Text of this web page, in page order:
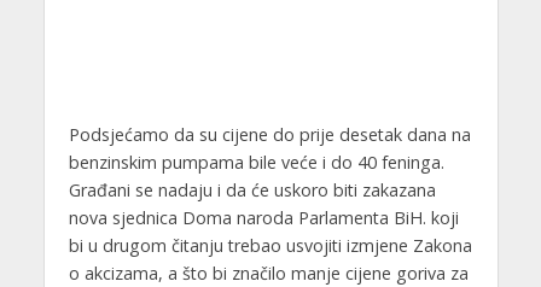
Podsjećamo da su cijene do prije desetak dana na
benzinskim pumpama bile veće i do 40 feninga.
Građani se nadaju i da će uskoro biti zakazana
nova sjednica Doma naroda Parlamenta BiH. koji
bi u drugom čitanju trebao usvojiti izmjene Zakona
o akcizama, a što bi značilo manje cijene goriva za